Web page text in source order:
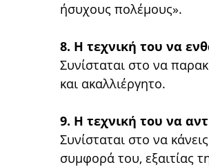
ήσυχους πολέμους».
8. Η τεχνική του να
Συνίσταται στο να
και ακαλλιέργητο.
9. Η τεχνική του να
Συνίσταται στο να
συμφορά του, εξαιτίας